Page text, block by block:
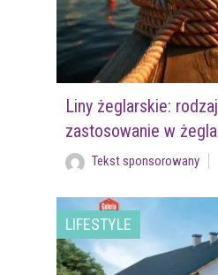
Liny żeglarskie:
zastosowanie w
Tekst sponsorowany
LIFESTYLE